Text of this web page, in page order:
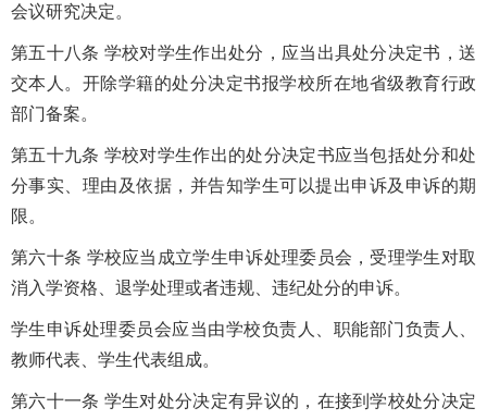
会议研究决定。
第五十八条 学校对学生作出处分，应当出具处分决定书，送
交本人。开除学籍的处分决定书报学校所在地省级教育行政
部门备案。
第五十九条 学校对学生作出的处分决定书应当包括处分和处
分事实、理由及依据，并告知学生可以提出申诉及申诉的期
限。
第六十条 学校应当成立学生申诉处理委员会，受理学生对取
消入学资格、退学处理或者违规、违纪处分的申诉。
学生申诉处理委员会应当由学校负责人、职能部门负责人、
教师代表、学生代表组成。
第六十一条 学生对处分决定有异议的，在接到学校处分决定